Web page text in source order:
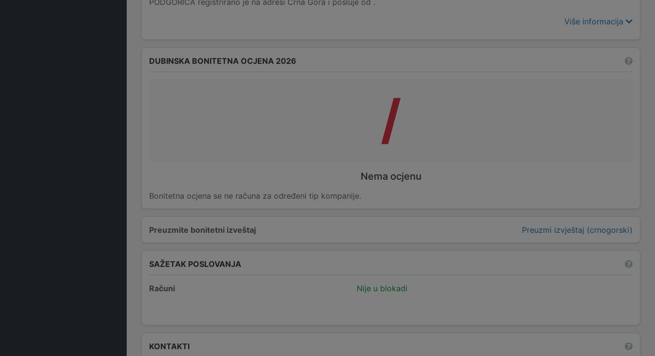
PODGORICA registrirano je na adresi Crna Gora i posluje od .
Više informacija
Preuzmite bonitetni izveštaj Preuzmi izvještaj (crnogorski)
DUBINSKA BONITETNA OCJENA 2026
/
Nema ocjenu
Bonitetna ocjena se ne računa za određeni tip kompanije.
SAŽETAK POSLOVANJA
Računi Nije u blokadi
KONTAKTI